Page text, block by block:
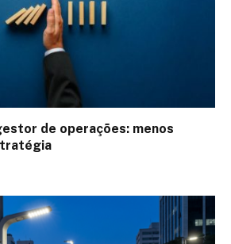
de operações: menos